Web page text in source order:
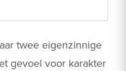
twee eigenzinnige
gevoel voor karakter